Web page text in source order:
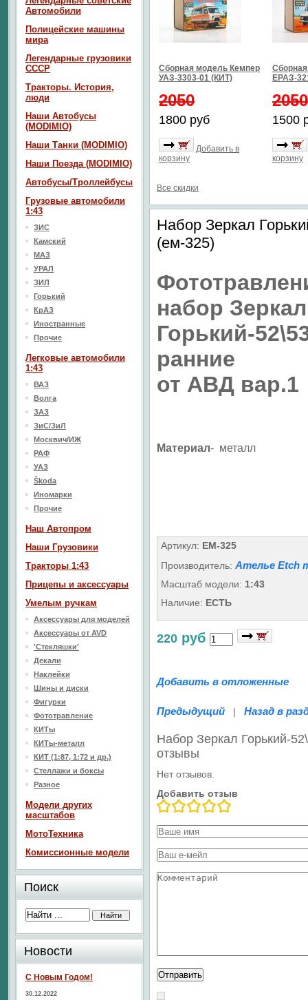
Сборная модель Кемпер
УАЗ-3303-01 (КИТ)
2050
1800 руб
Добавить в
корзину
ЕРАЗ-
2050
1500
корзину
Все скидки
Набор Зеркал
(ем-325)
набор Зеркал
Горький-
ранние
от АВД вар.1
Материал- металл
Артикул: EM-325
Производитель: Ателье Etch
Масштаб модели: 1:43
Наличие: ЕСТЬ
220 руб
Добавить в отложенные
Предыдущий | Назад в
Набор Зеркал Горький-
отзывы
Нет отзывов.
Добавить отзыв
Автомобили
Полицейские машины
мира
Легендарные грузовики
СССР
Тракторы. История,
люди
Наши Автобусы
(MODIMIO)
Наши Танки (MODIMIO)
Наши Поезда (MODIMIO)
Автобусы/Троллейбусы
Грузовые автомобили
1:43
ЗИС
Камский
МАЗ
УРАЛ
ЗИЛ
Горький
КрАЗ
Иностранные
Прочие
Легковые автомобили
1:43
ВАЗ
Волга
ЗАЗ
ЗиС/ЗиЛ
Москвич/ИЖ
РАФ
УАЗ
Škoda
Иномарки
Прочие
Наш Aвтопром
Наши Грузовики
Тракторы 1:43
Прицепы и аксессуары
Умелым ручкам
Аксессуары для моделей
Аксессуары от AVD
'Стекляшки'
Декали
Наклейки
Шины и диски
Фигурки
Фототравление
КИТы
КИТы-металл
КИТ (1:87, 1:72 и др.)
Стеллажи и боксы
Разное
Модели других
масштабов
МотоТехника
Комиссионные модели
Поиск
Новости
С Новым Годом!
30.12.2022